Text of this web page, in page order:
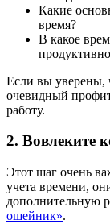
Какие
время?
В какое
Если вы уверены,
очевидный
работу.
2. Вовлеките
Этот шаг очень
учета времени,
дополнительную
ошейник».